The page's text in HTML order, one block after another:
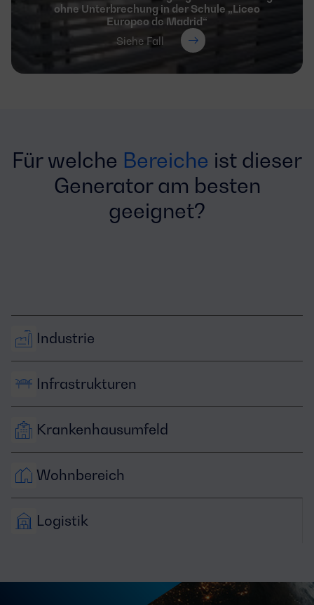
ohne Unterbrechung in der Schule „Liceo
Europeo de Madrid“
Siehe Fall
Für welche Bereiche ist dieser
Generator am besten
geeignet?
Industrie
Infrastrukturen
Krankenhausumfeld
Wohnbereich
Logistik